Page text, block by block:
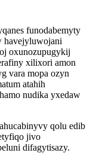
funodabemyty
havejyluwojani
oxunozupugykij
xilixori amon
vara mopa ozyn
atahih
nudika yxedaw
qolu edib
jivo
difagytisazy.